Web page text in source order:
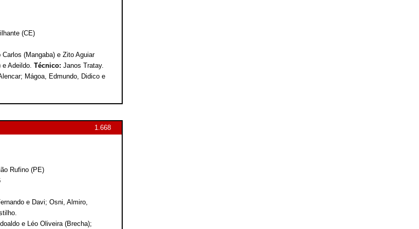
(CE)
(Mangaba) e Zito Aguiar
e Adeildo. Técnico: Janos Tratay.
Mágoa, Edmundo, Didico e
1.668
Rufino (PE)
e Davi; Osni, Almiro,
e Léo Oliveira (Brecha);